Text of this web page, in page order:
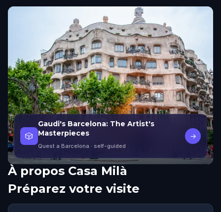
🎲
Gaudi's Barcelona: The Artist's
Masterpieces
Quest a Barcelona · self-guided
→
À propos Casa Milà
Préparez votre visite